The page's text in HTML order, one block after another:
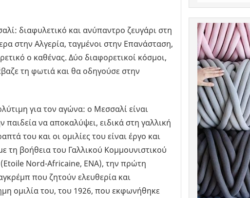
διαφυλετικό και ανύπαντρο ζευγάρι στη
στην Αλγερία, ταγμένοι στην Επανάσταση,
ο καθένας. Δύο διαφορετικοί κόσμοι,
τη φωτιά και θα οδηγούσε στην
για τον αγώνα: ο Μεσσαλί είναι
παιδεία να αποκαλύψει, ειδικά στη γαλλική
του και οι ομιλίες του είναι έργο και
τη βοήθεια του Γαλλικού Κομμουνιστικού
Nord-Africaine, ENA), την πρώτη
που ζητούν ελευθερία και
ομιλία του, του 1926, που εκφωνήθηκε